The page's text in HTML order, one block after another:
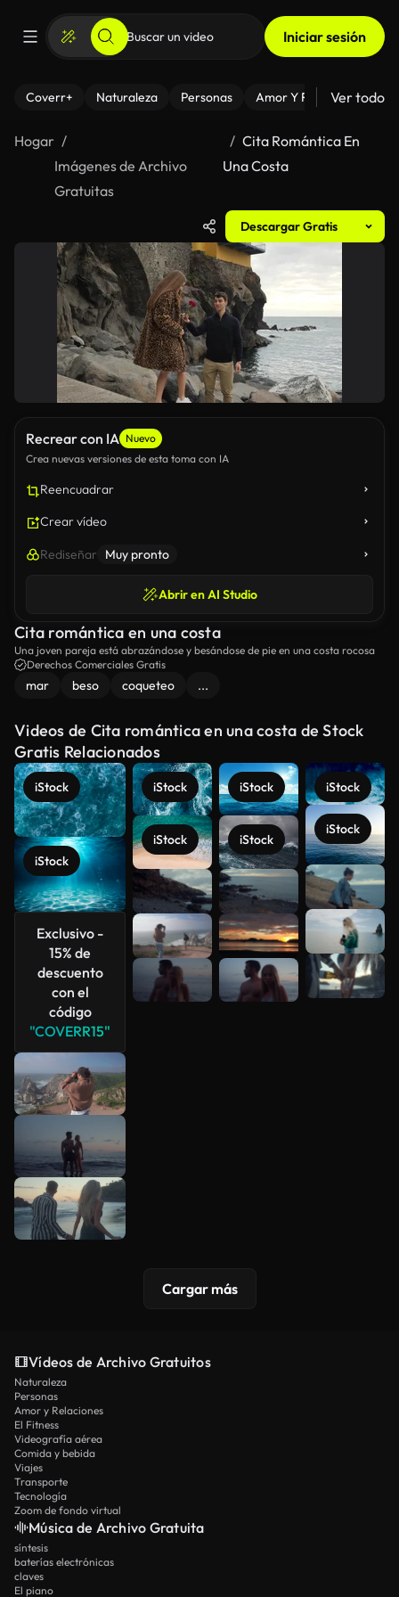
Iniciar sesión
Coverr+ Naturaleza Personas Amor Y Relaciones
Ver todo
Hogar
Imágenes de Archivo
Gratuitas
Cita Romántica En
Una Costa
Descargar Gratis
Recrear con IA Nuevo
Crea nuevas versiones de esta toma con IA
Reencuadrar
Crear vídeo
Rediseñar Muy pronto
Abrir en AI Studio
Cita romántica en una costa
Una joven pareja está abrazándose y besándose de pie en una costa rocosa
Derechos Comerciales Gratis
mar beso coqueteo ...
Videos de Cita romántica en una costa de Stock
Gratis Relacionados
iStock
iStock
Exclusivo -
15% de
descuento
con el
código
"COVERR15"
iStock
iStock
iStock
iStock
iStock
iStock
Ver más
Cargar más
Vídeos de Archivo Gratuitos
Naturaleza
Personas
Amor y Relaciones
El Fitness
Videografía aérea
Comida y bebida
Viajes
Transporte
Tecnología
Zoom de fondo virtual
Música de Archivo Gratuita
síntesis
baterías electrónicas
claves
El piano